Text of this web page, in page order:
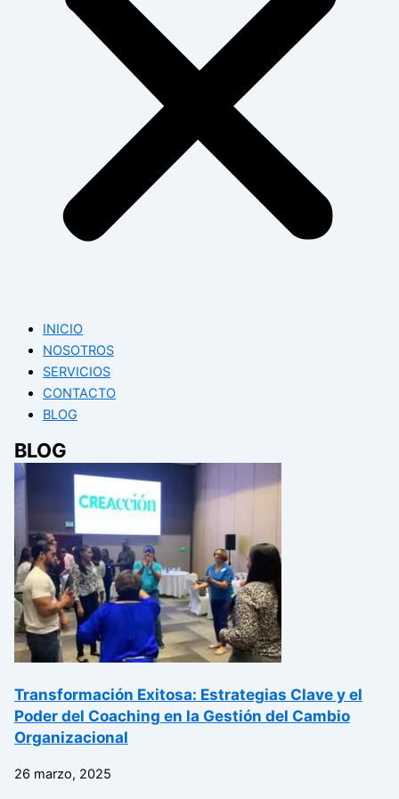
INICIO
NOSOTROS
SERVICIOS
CONTACTO
BLOG
BLOG
Transformación Exitosa: Estrategias Clave y el
Poder del Coaching en la Gestión del Cambio
Organizacional
26 marzo, 2025